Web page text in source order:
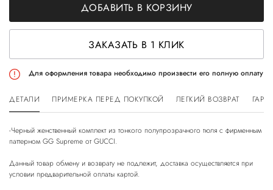
ДОБАВИТЬ В КОРЗИНУ
ЗАКАЗАТЬ В 1 КЛИК
Для оформления товара необходимо произвести его полную оплату
ДЕТАЛИ ПРИМЕРКА ПЕРЕД ПОКУПКОЙ ЛЕГКИЙ ВОЗВРАТ
-Черный женственный комплект из тонкого полупрозрачного тюля с фирменным
паттерном GG Supreme от GUCCI.
Данный товар обмену и возврату не подлежит, доставка осуществляется при